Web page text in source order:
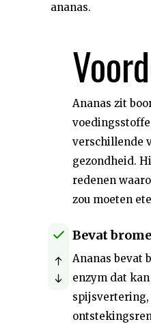
ananas.
Ananas zit
verschillende
gezondheid.
redenen
zou moeten
Bevat
Ananas bevat
enzym dat
spijsvertering,